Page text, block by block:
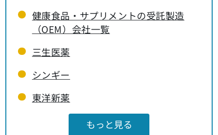
健康食品・サプリメントの受託製造
（OEM）会社一覧
三生医薬
シンギー
東洋新薬
もっと見る